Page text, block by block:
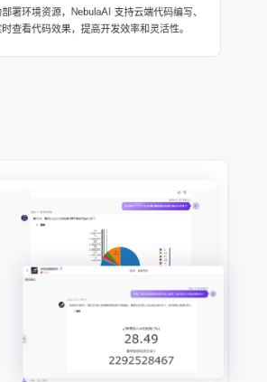
署环境资源，NebulaAI 支持云端代码编写、
查看代码效果，提高开发效率和灵活性。